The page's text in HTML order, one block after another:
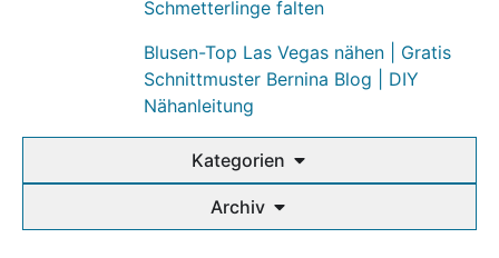
Schmetterlinge falten
Blusen-Top Las Vegas nähen | Gratis
Schnittmuster Bernina Blog | DIY
Nähanleitung
Kategorien
Archiv